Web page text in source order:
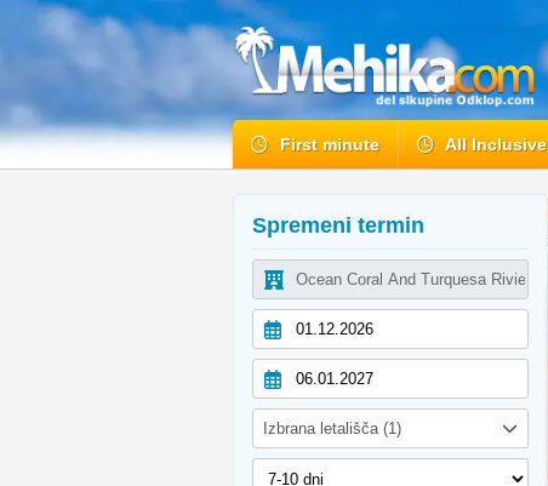
First minute All Inclusive
Spremeni termin
Izbrana letališča (1)